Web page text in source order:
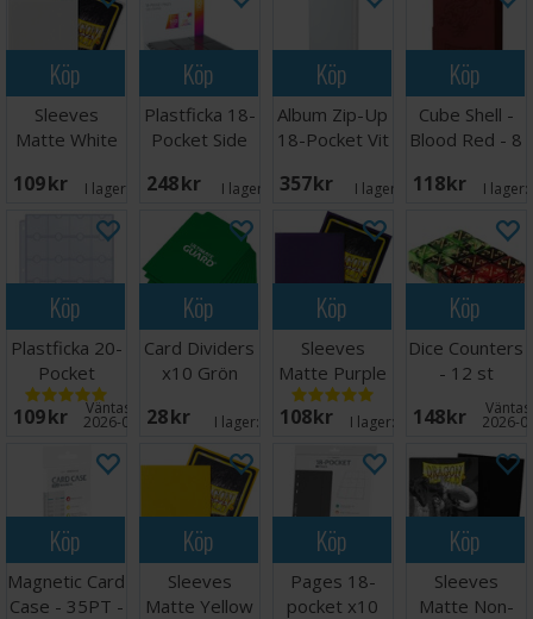
Köp
Sleeves
Matte White
109 SEK I lager: 20+
Köp
Plastficka 18-
Pocket Side
x50
248 SEK I lager: 11
Köp
Album Zip-Up
18-Pocket Vit
357 SEK I lager: 12
Köp
Cube Shell -
Blood Red - 8
118 SEK I lager:
Köp
Plastficka 20-
Pocket
Coins+Tokens
10st
109 SEK Väntas in:
2026-08-27
Köp
Card Dividers
x10 Grön
28 SEK I lager:
Köp
Sleeves
Matte Purple
x100 66x91
108 SEK I lager: 20+
Köp
Dice Counters
- 12 st
(Röd/Grön)
148 SEK 2026-
Köp
Magnetic Card
Case - 35PT -
Köp
Sleeves
Matte Yellow
Köp
Pages 18-
pocket x10
Köp
Sleeves
Matte Non-